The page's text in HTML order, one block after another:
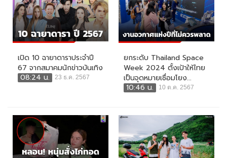
เปิด 10 ฉายาดาราประจำปี
67 จากสมาคมนักข่าวบันเทิง
08:24 น.
23 ธ.ค. 2567
ยกระดับ Thailand Space
Week 2024 ตั้งเป้าให้ไทย
เป็นจุดหมายเชื่อมโยง...
10:46 น.
10 ต.ค. 2567